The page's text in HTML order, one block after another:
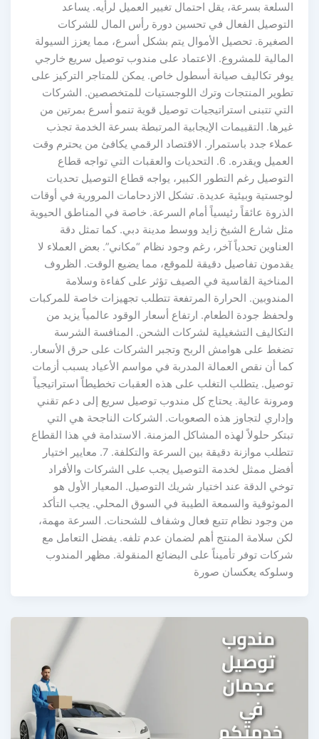
السلعة بسرعة، يقل احتمال تغيير العميل لرأيه. يساعد
التوصيل الفعال في تحسين دورة رأس المال للشركات
الصغيرة. تحصيل الأموال يتم بشكل أسرع، مما يعزز السيولة
المالية للمشروع. الاعتماد على مندوب توصيل سريع خارجي
يوفر تكاليف صيانة أسطول خاص. يمكن للمتاجر التركيز على
تطوير المنتجات وترك اللوجستيات للمتخصصين. الشركات
التي تتبنى استراتيجيات توصيل قوية تنمو أسرع بمرتين من
غيرها. التقييمات الإيجابية المرتبطة بسرعة الخدمة تجذب
عملاء جدد باستمرار. الاقتصاد الرقمي يكافئ من يحترم وقت
العميل ويقدره. 6. التحديات والعقبات التي تواجه قطاع
التوصيل رغم التطور الكبير، يواجه قطاع التوصيل تحديات
لوجستية وبيئية عديدة. تشكل الازدحامات المرورية في أوقات
الذروة عائقاً رئيسياً أمام السرعة. خاصة في المناطق الحيوية
مثل شارع الشيخ زايد ووسط مدينة دبي. كما تمثل دقة
العناوين تحدياً آخر، رغم وجود نظام “مكاني”. بعض العملاء لا
يقدمون تفاصيل دقيقة للموقع، مما يضيع الوقت. الظروف
المناخية القاسية في الصيف تؤثر على كفاءة وسلامة
المندوبين. الحرارة المرتفعة تتطلب تجهيزات خاصة للمركبات
ولحفظ جودة الطعام. ارتفاع أسعار الوقود عالمياً يزيد من
التكاليف التشغيلية لشركات الشحن. المنافسة الشرسة
تضغط على هوامش الربح وتجبر الشركات على حرق الأسعار.
كما أن نقص العمالة المدربة في مواسم الأعياد يسبب أزمات
توصيل. يتطلب التغلب على هذه العقبات تخطيطاً استراتيجياً
ومرونة عالية. يحتاج كل مندوب توصيل سريع إلى دعم تقني
وإداري لتجاوز هذه الصعوبات. الشركات الناجحة هي التي
تبتكر حلولاً لهذه المشاكل المزمنة. الاستدامة في هذا القطاع
تتطلب موازنة دقيقة بين السرعة والتكلفة. 7. معايير اختيار
أفضل ممثل لخدمة التوصيل يجب على الشركات والأفراد
توخي الدقة عند اختيار شريك التوصيل. المعيار الأول هو
الموثوقية والسمعة الطيبة في السوق المحلي. يجب التأكد
من وجود نظام تتبع فعال وشفاف للشحنات. السرعة مهمة،
لكن سلامة المنتج أهم لضمان عدم تلفه. يفضل التعامل مع
شركات توفر تأميناً على البضائع المنقولة. مظهر المندوب
وسلوكه يعكسان صورة